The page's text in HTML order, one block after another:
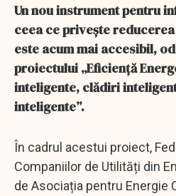
Un nou instrument pentru
ceea ce privește
este acum mai accesibil,
proiectului „Eficiență
inteligente, clădiri
inteligente”.
În cadrul acestui proiect,
Companiilor de Utilități din
de Asociația pentru Energie